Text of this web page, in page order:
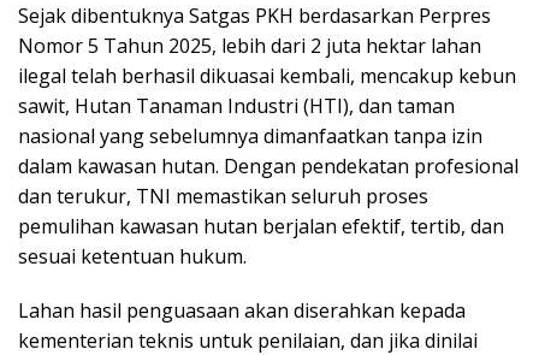
Sejak dibentuknya Satgas PKH berdasarkan Perpres
Nomor 5 Tahun 2025, lebih dari 2 juta hektar lahan
ilegal telah berhasil dikuasai kembali, mencakup kebun
sawit, Hutan Tanaman Industri (HTI), dan taman
nasional yang sebelumnya dimanfaatkan tanpa izin
dalam kawasan hutan. Dengan pendekatan profesional
dan terukur, TNI memastikan seluruh proses
pemulihan kawasan hutan berjalan efektif, tertib, dan
sesuai ketentuan hukum.
Lahan hasil penguasaan akan diserahkan kepada
kementerian teknis untuk penilaian, dan jika dinilai